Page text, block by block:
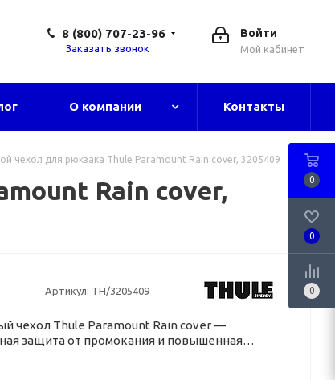
Войти
Мой кабинет
8 (800) 707-23-96
Заказать звонок
О компании Контакты
чехол для рюкзака Thule Paramount Rain cover, 3205409
Rain cover,
Артикул: TH/3205409
чехол Thule Paramount Rain cover —
защита от промокания и повышенная
время.
0
0
0